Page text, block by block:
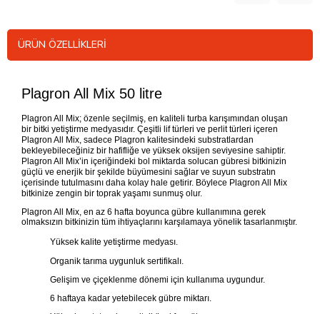
ÜRÜN ÖZELLIKLERI
Plagron All Mix 50 litre
Plagron All Mix; özenle seçilmiş, en kaliteli turba karışımından oluşan
bir bitki yetiştirme medyasıdır. Çeşitli lif türleri ve perlit türleri içeren
Plagron All Mix, sadece Plagron kalitesindeki substratlardan
bekleyebileceğiniz bir hafifliğe ve yüksek oksijen seviyesine sahiptir.
Plagron All Mix’in içeriğindeki bol miktarda solucan gübresi bitkinizin
güçlü ve enerjik bir şekilde büyümesini sağlar ve suyun substratın
içerisinde tutulmasını daha kolay hale getirir. Böylece Plagron All Mix
bitkinize zengin bir toprak yaşamı sunmuş olur.
Plagron All Mix, en az 6 hafta boyunca gübre kullanımına gerek
olmaksızın bitkinizin tüm ihtiyaçlarını karşılamaya yönelik tasarlanmıştır.
Yüksek kalite yetiştirme medyası.
Organik tarıma uygunluk sertifikalı.
Gelişim ve çiçeklenme dönemi için kullanıma uygundur.
6 haftaya kadar yetebilecek gübre miktarı.